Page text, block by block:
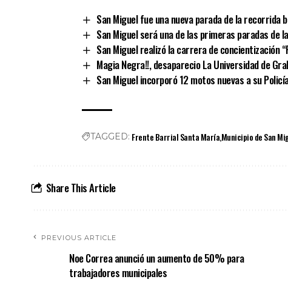
San Miguel fue una nueva parada de la recorrida
San Miguel será una de las primeras paradas de
San Miguel realizó la carrera de concientización
Magia Negra!!, desaparecio La Universidad de
San Miguel incorporó 12 motos nuevas a su
TAGGED: Frente Barrial Santa MaríaMunicipio de San
Share This Article
PREVIOUS ARTICLE
Noe Correa anunció un aumento de 50% para
trabajadores municipales